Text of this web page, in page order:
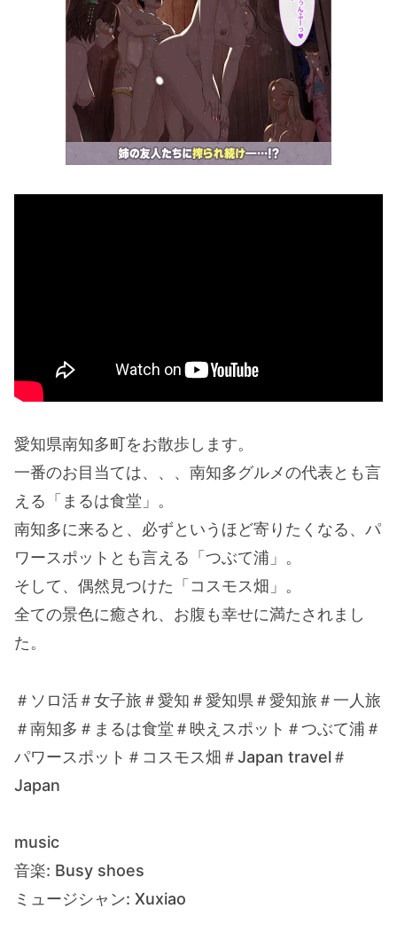
愛知県南知多町をお散歩します。
一番のお目当ては、、、南知多グルメの代表とも言
える「まるは食堂」。
南知多に来ると、必ずというほど寄りたくなる、パ
ワースポットとも言える「つぶて浦」。
そして、偶然見つけた「コスモス畑」。
全ての景色に癒され、お腹も幸せに満たされまし
た。
＃ソロ活＃女子旅＃愛知＃愛知県＃愛知旅＃一人旅
＃南知多＃まるは食堂＃映えスポット＃つぶて浦＃
パワースポット＃コスモス畑＃Japan travel＃
Japan
music
音楽: Busy shoes
ミュージシャン: Xuxiao